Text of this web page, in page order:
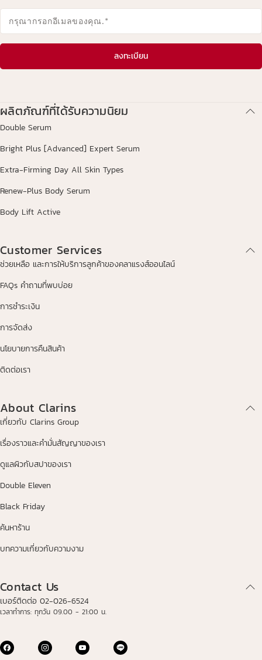
กรุณากรอกอีเมลของคุณ.*
ลงทะเบียน
ผลิตภัณฑ์ที่ได้รับความนิยม
Double Serum
Bright Plus [Advanced] Expert Serum
Extra-Firming Day All Skin Types
Renew-Plus Body Serum
Body Lift Active
Customer Services
ช่วยเหลือ และการให้บริการลูกค้าของคลาแรงส์ออนไลน์
FAQs คำถามที่พบบ่อย
การชำระเงิน
การจัดส่ง
นโยบายการคืนสินค้า
ติดต่อเรา
About Clarins
เกี่ยวกับ Clarins Group
เรื่องราวและคำมั่นสัญญาของเรา
ดูแลผิวกับสปาของเรา
Double Eleven
Black Friday
ค้นหาร้าน
บทความเกี่ยวกับความงาม
Contact Us
เบอร์ติดต่อ 02-026-6524
เวลาทำการ: ทุกวัน 09.00 - 21:00 น.